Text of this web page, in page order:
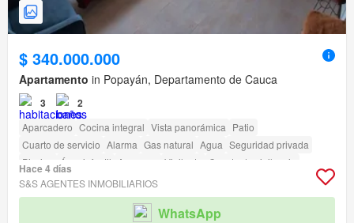
$ 340.000.000
Apartamento in Popayán, Departamento de Cauca
3 2
Aparcadero Cocina integral Vista panorámica Patio
Cuarto de servicio Alarma Gas natural Agua Seguridad privada
Piscina
Área infantil Ascensor Vigilante
Caseta de vigilancia
Acceso para personas con discapacidad
Hace 4 días
S&S AGENTES INMOBILIARIOS
WhatsApp